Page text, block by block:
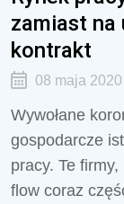
zamiast na
kontrakt
08 maja 2020
Wywołane
gospodarcze
pracy. Te
flow coraz